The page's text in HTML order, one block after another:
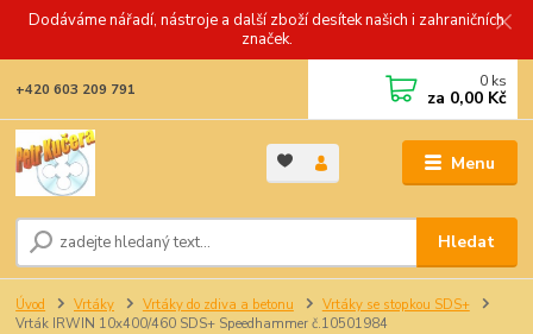
Dodáváme nářadí, nástroje a další zboží desítek našich i zahraničních
značek.
Menu
Hledat
+420 603 209 791 0 ks
za 0,00 Kč
Úvod Vrtáky Vrtáky do zdiva a betonu
Vrtáky se stopkou SDS+
Vrták IRWIN 10x400/460 SDS+ Speedhammer č.10501984